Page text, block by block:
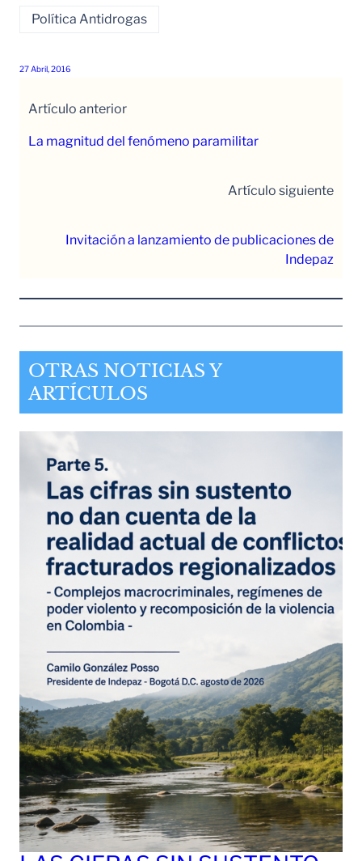
Política Antidrogas
27 Abril, 2016
Artículo anterior
La magnitud del fenómeno paramilitar
Artículo siguiente
Invitación a lanzamiento de publicaciones de
Indepaz
OTRAS NOTICIAS Y
ARTÍCULOS